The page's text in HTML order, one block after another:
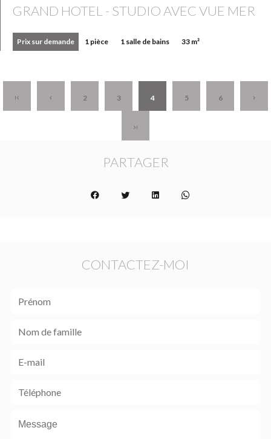
GRAND HOTEL - STUDIO AVEC VUE MER
Prix sur demande 1 pièce 1 salle de bains 33 m²
2 3 4 5 6
PARTAGER
CONTACTEZ-MOI